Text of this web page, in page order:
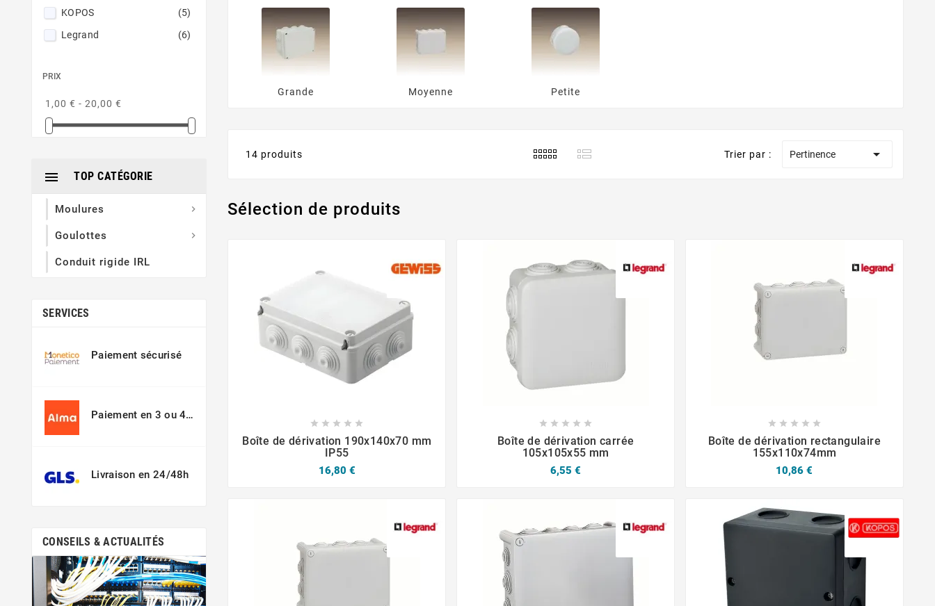
KOPOS
(5)
Legrand
(6)
PRIX
1,00 € - 20,00 €
TOP CATÉGORIE

Moulures 
Goulottes 
Conduit rigide IRL
SERVICES
Paiement sécurisé
Paiement en 3 ou 4
Livraison en 24/48h
CONSEILS & ACTUALITÉS
04,
Qu'est ce qu'une une goulotte
2025
À quoi sert une moulure ?
Quelle est la différence entre
Comment installer une
Grande Moyenne Petite
14 produits Trier par : Pertinence 
Sélection de produits
    
Boîte de dérivation 190x140x70 mm
IP55
16,80 €
    
Boîte de dérivation carrée
105x105x55 mm
6,55 €
    
Boîte de dérivation rectangulaire
155x110x74mm
10,86 €